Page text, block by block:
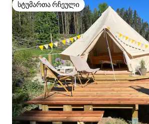
სტუმართა რჩეული
სტუმართა რჩეული